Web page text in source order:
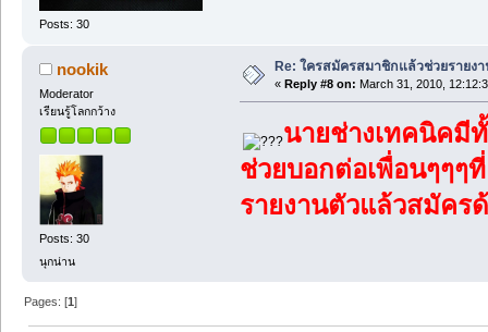
Posts: 30
nookik
Moderator
เรียนรู้โลกกว้าง
Posts: 30
นุกน่าน
Re: ใครสมัครสมาชิกแล้วช่วยรายง
« Reply #8 on: March 31, 2010,
นายช่างเทคนิคมี
ช่วยบอกต่อเพื่อนๆๆๆ
รายงานตัวแล้วสมัคร
Pages: [1]